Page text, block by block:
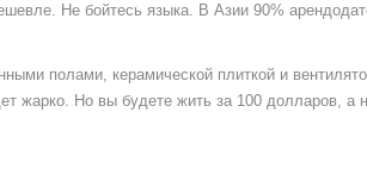
Не бойтесь языка. В Азии 90%
полами, керамической плиткой и
жарко. Но вы будете жить за 100 долларов, а